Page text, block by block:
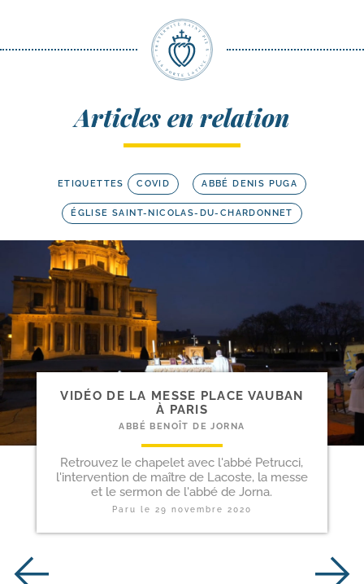
Articles en relation
ETIQUETTES COVID ABBÉ DENIS PUGA
ÉGLISE SAINT-NICOLAS-DU-CHARDONNET
VIDÉO DE LA MESSE PLACE VAUBAN
À PARIS
ABBÉ BENOÎT DE JORNA
Retrouvez le chapelet avec l'abbé Petrucci,
l'intervention de maître de Lacoste, la messe
et le sermon de l'abbé de Jorna.
Paru le 29 novembre 2020